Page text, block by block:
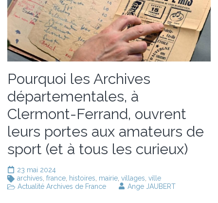
Pourquoi les Archives
départementales, à
Clermont-Ferrand, ouvrent
leurs portes aux amateurs de
sport (et à tous les curieux)
23 mai 2024
archives france histoires mairie villages ville
Actualité Archives de France
Ange JAUBERT